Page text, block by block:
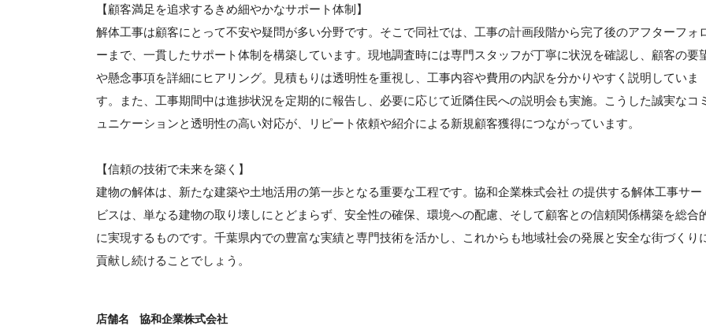
【顧客満足を追求するきめ細やかなサポート体制】
解体工事は顧客にとって不安や疑問が多い分野です。そこで同社では、工事の計画段階から完了後のアフターフォ
ーまで、一貫したサポート体制を構築しています。現地調査時には専門スタッフが丁寧に状況を確認し、顧客の要
や懸念事項を詳細にヒアリング。見積もりは透明性を重視し、工事内容や費用の内訳を分かりやすく説明していま
す。また、工事期間中は進捗状況を定期的に報告し、必要に応じて近隣住民への説明会も実施。こうした誠実なコミ
ュニケーションと透明性の高い対応が、リピート依頼や紹介による新規顧客獲得につながっています。
【信頼の技術で未来を築く】
建物の解体は、新たな建築や土地活用の第一歩となる重要な工程です。協和企業株式会社 の提供する解体工事サー
ビスは、単なる建物の取り壊しにとどまらず、安全性の確保、環境への配慮、そして顧客との信頼関係構築を総合
に実現するものです。千葉県内での豊富な実績と専門技術を活かし、これからも地域社会の発展と安全な街づくり
貢献し続けることでしょう。
店舗名 協和企業株式会社